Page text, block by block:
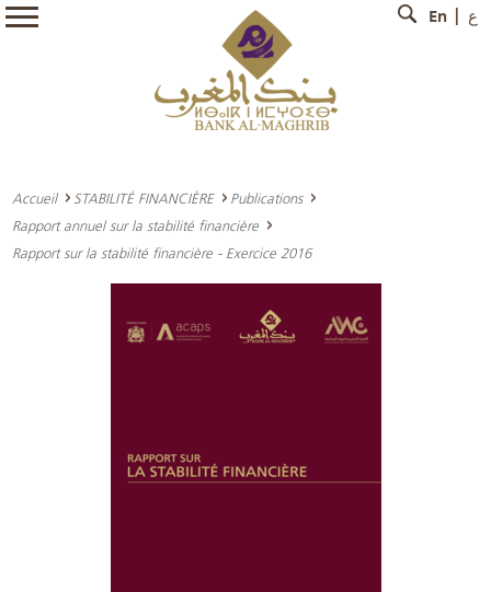
En ع
Accueil STABILITÉ FINANCIÈRE
Publications
Rapport annuel sur la stabilité financière
Rapport sur la stabilité financière - Exercice 2016